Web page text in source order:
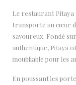
Le restaurant Pitaya
transporte au cœur
savoureux. Fondé
authentique, Pitaya
inoubliable pour les
En poussant les